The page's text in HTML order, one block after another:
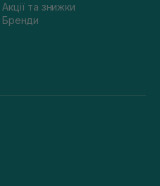
Акції та знижки
Бренди